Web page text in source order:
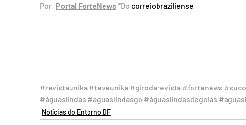
Por: Portal ForteNews *Do correiobraziliense
#revistaunika #teveunika #girodarevista #fortenews
#águaslindas #aguaslindasgo #águaslindasdegoiás
Notícias do Entorno DF